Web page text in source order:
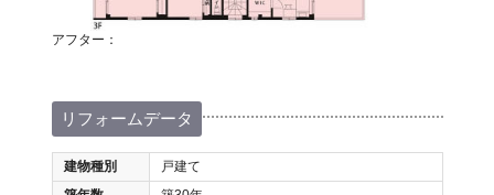
アフター：
リフォームデータ
建物種別
戸建て